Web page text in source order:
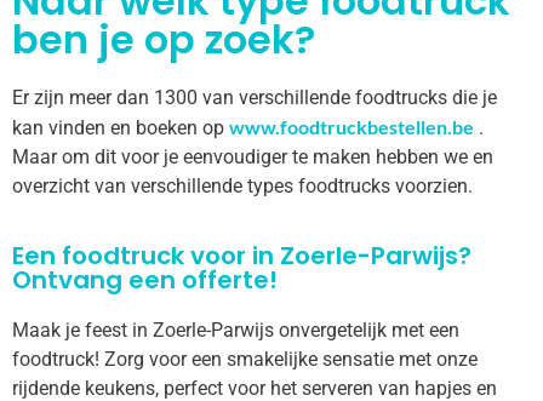
ben je op zoek?
Er zijn meer dan 1300 van verschillende foodtrucks die je
kan vinden en boeken op www.foodtruckbestellen.be .
Maar om dit voor je eenvoudiger te maken hebben we en
overzicht van verschillende types foodtrucks voorzien.
Een foodtruck voor in Zoerle-Parwijs?
Ontvang een offerte!
Maak je feest in Zoerle-Parwijs onvergetelijk met een
foodtruck! Zorg voor een smakelijke sensatie met onze
rijdende keukens, perfect voor het serveren van hapjes en